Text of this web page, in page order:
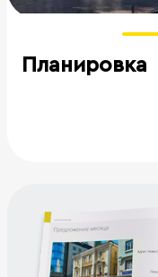
Планировка